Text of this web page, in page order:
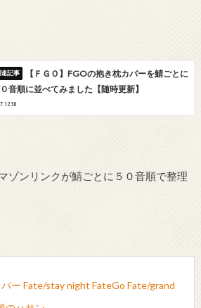
【ＦＧＯ】FGOの抱き枕カバーを鯖ごとに
０音順に並べてみました【随時更新】
ゾンリンクが鯖ごとに５０音順で整理
ー Fate/stay night FateGo Fate/grand